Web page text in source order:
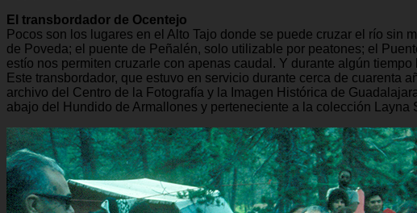
El transbordador de Ocentejo
Pocos son los lugares en el Alto Tajo donde se puede cruzar el río sin
de Poveda; el puente de Peñalén, solo utilizable por peatones; el
estío nos permiten cruzarle con apenas caudal. Y durante algún
Este transbordador, que estuvo en servicio durante cerca de cuarenta
archivo del Centro de la Fotografía y la Imagen Histórica de
abajo del Hundido de Armallones y perteneciente a la colección Layna